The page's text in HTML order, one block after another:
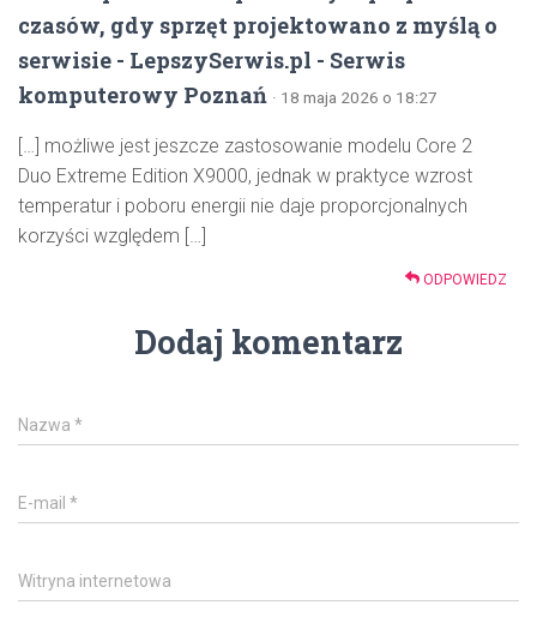
czasów, gdy sprzęt projektowano z myślą o
serwisie - LepszySerwis.pl - Serwis
komputerowy Poznań · 18 maja 2026 o 18:27
[…] możliwe jest jeszcze zastosowanie modelu Core 2
Duo Extreme Edition X9000, jednak w praktyce wzrost
temperatur i poboru energii nie daje proporcjonalnych
korzyści względem […]
ODPOWIEDZ
Dodaj komentarz
Nazwa *
E-mail *
Witryna internetowa